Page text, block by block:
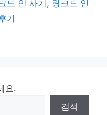
드 인 사기, 링크드 인
기
요.
검색